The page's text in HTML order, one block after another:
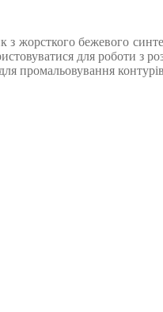
бежевого
для роботи з
промальовування